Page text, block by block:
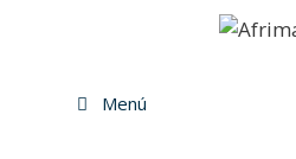
Menú